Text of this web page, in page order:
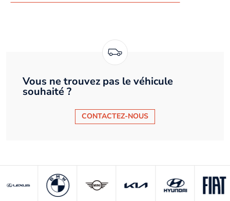
Vous ne trouvez pas le véhicule
souhaité ?
CONTACTEZ-NOUS